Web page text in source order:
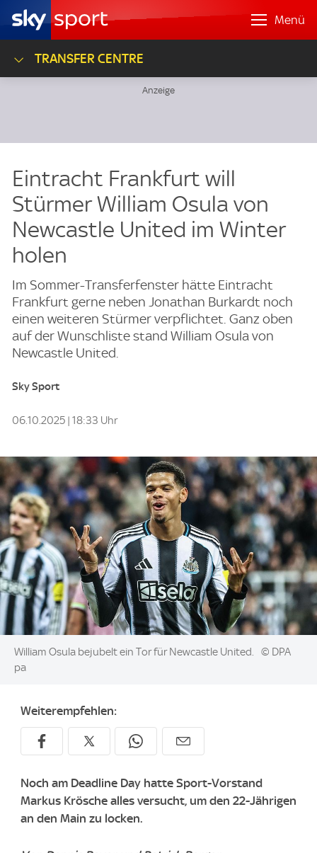
Menü
TRANSFER CENTRE
Eintracht Frankfurt will
Stürmer William Osula von
Newcastle United im Winter
holen
Im Sommer-Transferfenster hätte Eintracht
Frankfurt gerne neben Jonathan Burkardt noch
einen weiteren Stürmer verpflichtet. Ganz oben
auf der Wunschliste stand William Osula von
Newcastle United.
Sky Sport
06.10.2025 | 18:33 Uhr
Image:
William Osula bejubelt ein Tor für Newcastle United.
© DPA
pa
Weiterempfehlen:
Noch am Deadline Day hatte Sport-Vorstand
Markus Krösche alles versucht, um den 22-Jährigen
an den Main zu locken.